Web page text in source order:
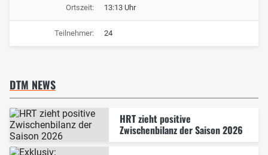
Ortszeit: 13:13 Uhr
Teilnehmer: 24
DTM NEWS
HRT zieht positive
Zwischenbilanz der Saison 2026